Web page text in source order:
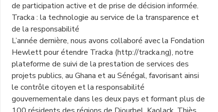
de participation active et de prise de décision informée.
Tracka : la technologie au service de la transparence et
de la responsabilité
L’année dernière, nous avons collaboré avec la Fondation
Hewlett pour étendre Tracka (http://tracka.ng), notre
plateforme de suivi de la prestation de services des
projets publics, au Ghana et au Sénégal, favorisant ainsi
le contrôle citoyen et la responsabilité
gouvernementale dans les deux pays et formant plus de